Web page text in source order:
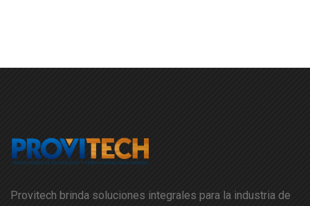
Provitech brinda soluciones integrales para la industria de